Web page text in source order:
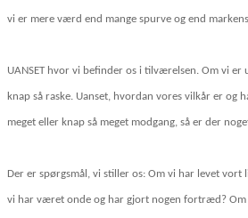
vi er mere værd end mange spurve og end
UANSET hvor vi befinder os i tilværelsen. Om vi er
knap så raske. Uanset, hvordan vores vilkår er og
meget eller knap så meget modgang, så er der
Der er spørgsmål, vi stiller os: Om vi har levet vort
vi har været onde og har gjort nogen fortræd? Om